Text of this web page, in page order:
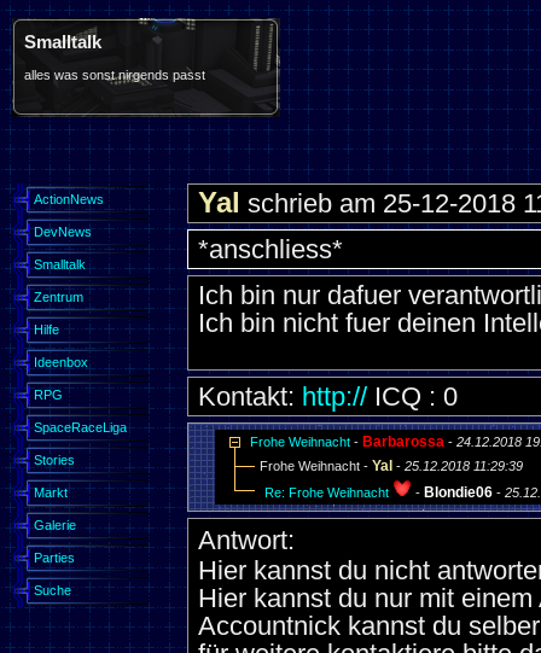
Smalltalk
alles was sonst nirgends passt
ActionNews
DevNews
Smalltalk
Zentrum
Hilfe
Ideenbox
RPG
SpaceRaceLiga
Stories
Markt
Galerie
Parties
Suche
Yal schrieb am 25-12-2018
*anschliess*
Ich bin nur dafuer
Ich bin nicht fuer deinen
Kontakt: http://ICQ : 0
Frohe Weihnacht- Barbarossa - 24.12.2018
Frohe Weihnacht - Yal - 25.12.2018 11:29:39
Re: Frohe Weihnacht
- Blondie06-
Antwort:
Hier kannst du nicht
Hier kannst du nur mit
Accountnick kannst du